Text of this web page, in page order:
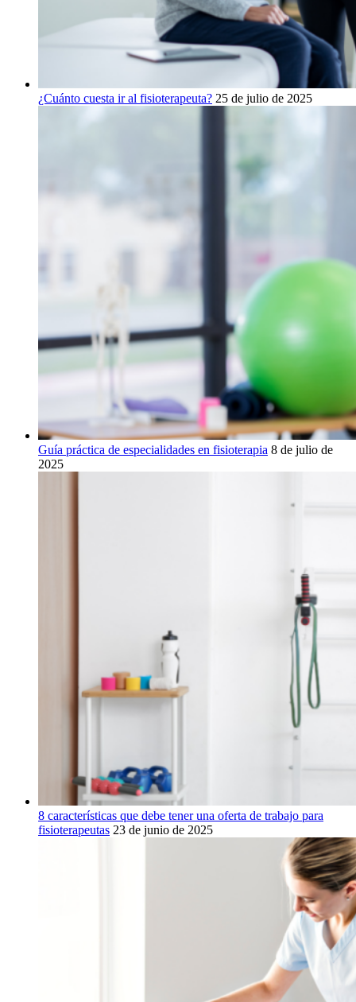
¿Cuánto cuesta ir al fisioterapeuta? 25 de julio de 2025
Guía práctica de especialidades en fisioterapia 8 de julio de
2025
8 características que debe tener una oferta de trabajo para
fisioterapeutas 23 de junio de 2025